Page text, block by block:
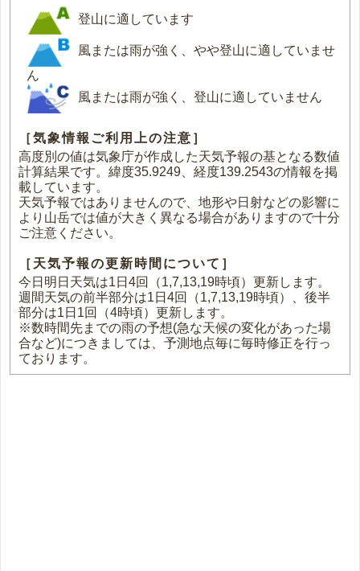
登山に適しています
風または雨が強く、やや登山に適していませ
ん
風または雨が強く、登山に適していません
［気象情報ご利用上の注意］
高度別の値は気象庁が作成した天気予報の基となる数値
計算結果です。緯度35.9249、経度139.2543の情報を掲
載しています。
天気予報ではありませんので、地形や日射などの影響に
より山岳では値が大きく異なる場合がありますので十分
ご注意ください。
［天気予報の更新時間について］
今日明日天気は1日4回（1,7,13,19時頃）更新します。
週間天気の前半部分は1日4回（1,7,13,19時頃）、後半
部分は1日1回（4時頃）更新します。
※数時間先までの雨の予想(急な天候の変化があった場
合など)につきましては、予測地点毎に毎時修正を行っ
ております。